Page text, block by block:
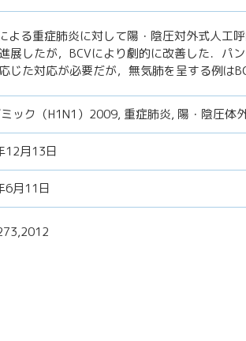
よる重症肺炎に対して陽・陰圧対外式人工
展したが，BCVにより劇的に改善した．パ
じた対応が必要だが，無気肺を呈する例は
ック（H1N1）2009, 重症肺炎, 陽・陰圧体
12月13日
6月11日